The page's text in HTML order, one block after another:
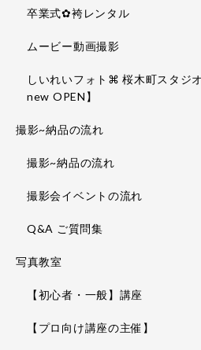
卒業式✿袴レンタル
ムービー動画撮影
しいれいフォト⌘ 桜木町スタジ
new OPEN】
撮影~納品の流れ
撮影~納品の流れ
撮影会イベントの流れ
Q&A ご質問集
写真教室
【初心者・一般】講座
【プロ向け講座の主催】